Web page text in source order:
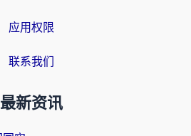
应用权限
联系我们
最新资讯